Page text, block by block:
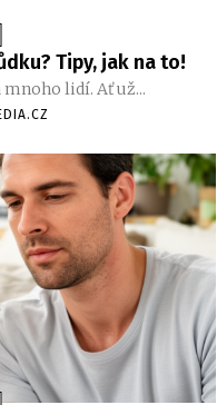
Tipy, jak na to!
lidí. Ať už...